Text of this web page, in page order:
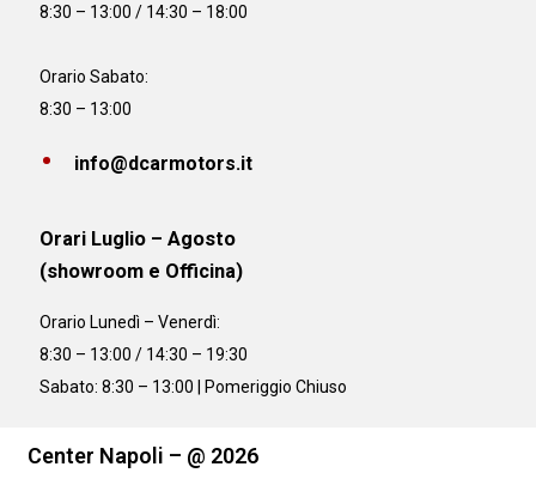
8:30 – 13:00 / 14:30 – 18:00
Orario Sabato:
8:30 – 13:00
info@dcarmotors.it
Orari Luglio – Agosto
(showroom e Officina)
Orario Lunedì – Venerdì:
8:30 – 13:00 / 14:30 – 19:30
Sabato: 8:30 – 13:00 | Pomeriggio Chiuso
Center Napoli – @ 2026